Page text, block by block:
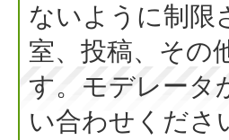
ないように制限
室、投稿、その
す。モデレータ
い合わせくださ